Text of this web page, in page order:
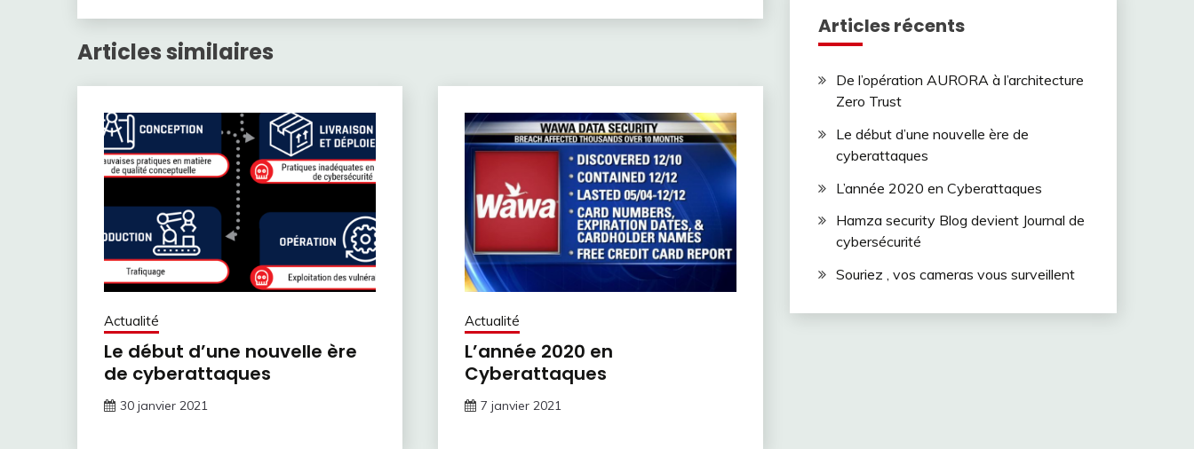
Articles similaires
Actualité
Le début d’une nouvelle ère
de cyberattaques
30 janvier 2021
Actualité
L’année 2020 en
Cyberattaques
7 janvier 2021
Articles récents
De l’opération AURORA à l’architecture
Zero Trust
Le début d’une nouvelle ère de
cyberattaques
L’année 2020 en Cyberattaques
Hamza security Blog devient Journal de
cybersécurité
Souriez , vos cameras vous surveillent